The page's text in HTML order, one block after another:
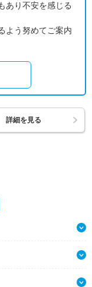
あり不安を感じる
よう努めてご案内
詳細を見る